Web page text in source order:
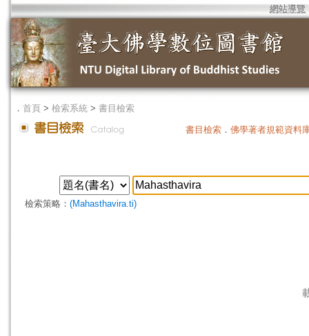
網站導覽
． 首頁 > 檢索系統 > 書目檢索
書目檢索 ． 佛學著者規範資料
檢索策略： (Mahasthavira.ti)